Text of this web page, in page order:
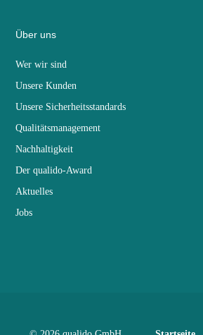
Über uns
Wer wir sind
Unsere Kunden
Unsere Sicherheitsstandards
Qualitätsmanagement
Nachhaltigkeit
Der qualido-Award
Aktuelles
Jobs